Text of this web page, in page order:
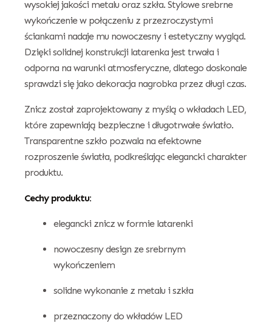
wysokiej jakości metalu oraz szkła. Stylowe srebrne
wykończenie w połączeniu z przezroczystymi
ściankami nadaje mu nowoczesny i estetyczny wygląd.
Dzięki solidnej konstrukcji latarenka jest trwała i
odporna na warunki atmosferyczne, dlatego doskonale
sprawdzi się jako dekoracja nagrobka przez długi czas.
Znicz został zaprojektowany z myślą o wkładach LED,
które zapewniają bezpieczne i długotrwałe światło.
Transparentne szkło pozwala na efektowne
rozproszenie światła, podkreślając elegancki charakter
produktu.
Cechy produktu:
elegancki znicz w formie latarenki
nowoczesny design ze srebrnym
wykończeniem
solidne wykonanie z metalu i szkła
przeznaczony do wkładów LED